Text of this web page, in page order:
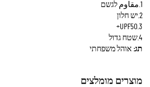
1.مقاوم לגשם
2.יש חלון
3.UPF50+
4.שטח גדול
תג: אוהל משפחתי
מוצרים מומלצים